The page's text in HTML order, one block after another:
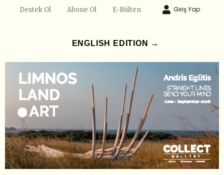
Destek Ol Abone Ol E-Bülten Giriş Yap
ENGLISH EDITION →